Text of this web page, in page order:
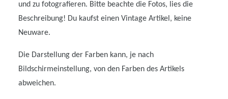
und zu fotografieren. Bitte beachte die Fotos, lies die
Beschreibung! Du kaufst einen Vintage Artikel, keine
Neuware.
Die Darstellung der Farben kann, je nach
Bildschirmeinstellung, von den Farben des Artikels
abweichen.